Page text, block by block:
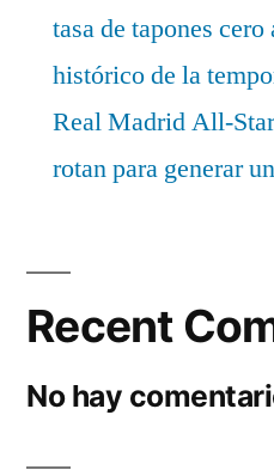
tasa de tapones
histórico de la
Real Madrid All-
rotan para generar
Recent
No hay